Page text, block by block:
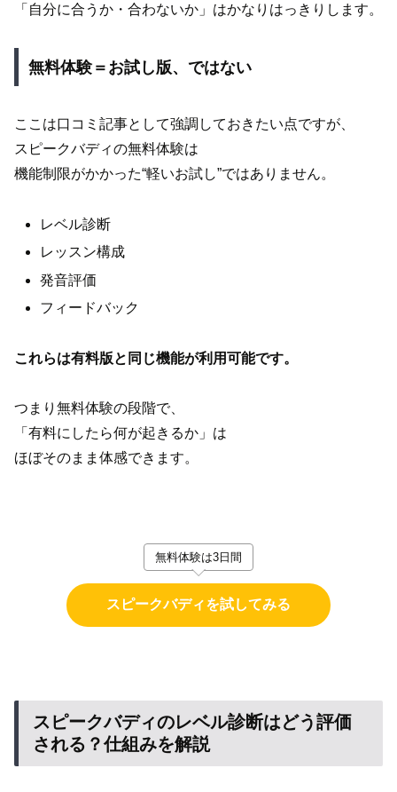
「自分に合うか・合わないか」はかなりはっきりします。
無料体験＝お試し版、ではない
ここは口コミ記事として強調しておきたい点ですが、
スピークバディの無料体験は
機能制限がかかった“軽いお試し”ではありません。
レベル診断
レッスン構成
発音評価
フィードバック
これらは有料版と同じ機能が利用可能です。
つまり無料体験の段階で、
「有料にしたら何が起きるか」は
ほぼそのまま体感できます。
無料体験は3日間
スピークバディを試してみる
スピークバディのレベル診断はどう評価
される？仕組みを解説